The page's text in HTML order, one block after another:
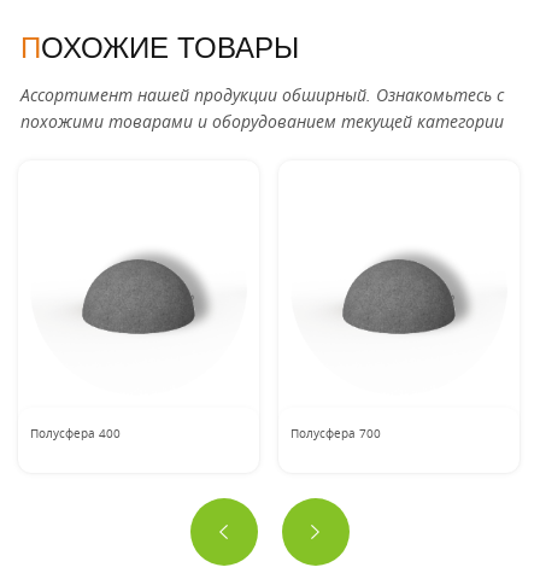
ПОХОЖИЕ ТОВАРЫ
Ассортимент нашей продукции обширный. Ознакомьтесь с
похожими товарами и оборудованием текущей категории
Полусфера 400 Полусфера 700